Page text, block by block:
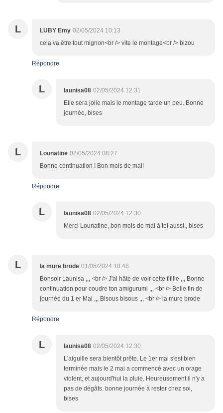
L LUBY Emy 02/05/2024 10:13
cela va être tout mignon<br /> vite le montage<br /> bizou
Répondre
L launisa08 02/05/2024 12:31
Elle sera jolie mais le montage tarde un peu. Bonne
journée, bises
L Lounatine 02/05/2024 08:27
Bonne continuation ! Bon mois de mai!
Répondre
L launisa08 02/05/2024 12:30
Merci Lounatine, bon mois de mai à toi aussi., bises
L la mure brode 01/05/2024 18:48
Bonsoir Launisa ,,, <br /> J'ai hâte de voir cette fifille ,,, Bonne
continuation pour coudre ton amigurumi ,,, <br /> Belle fin de
journée du 1 er Mai ,,, Bisous bisous ,,, <br /> la mure brode
Répondre
L launisa08 02/05/2024 12:30
L'aiguille sera bientôt prête. Le 1er mai s'est bien
terminée mais le 2 mai a commencé avec un orage
violent, et aujourd'hui la pluie. Heureusement il n'y a
pas de dégâts. bonne journée à rester chez soi,
bises